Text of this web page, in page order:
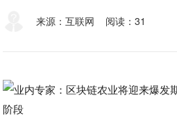
来源：互联网 阅读：31